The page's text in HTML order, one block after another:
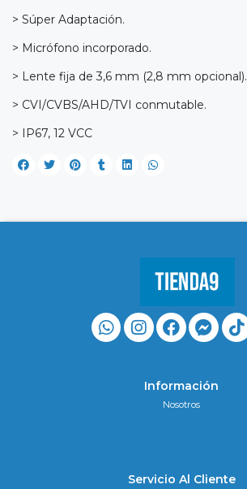
> Súper Adaptación.
> Micrófono incorporado.
> Lente fija de 3,6 mm (2,8 mm opcional).
> CVI/CVBS/AHD/TVI conmutable.
> IP67, 12 VCC
Información
Nosotros
Servicio Al Cliente